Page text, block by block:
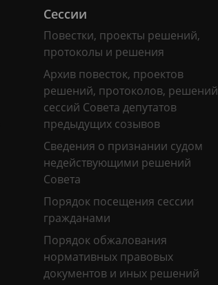
Сессии
Повестки, проекты решений,
протоколы и решения
Архив повесток, проектов
решений, протоколов, решений
сессий Совета депутатов
предыдущих созывов
Сведения о признании судом
недействующими решений
Совета
Порядок посещения сессии
гражданами
Порядок обжалования
нормативных правовых
документов и иных решений